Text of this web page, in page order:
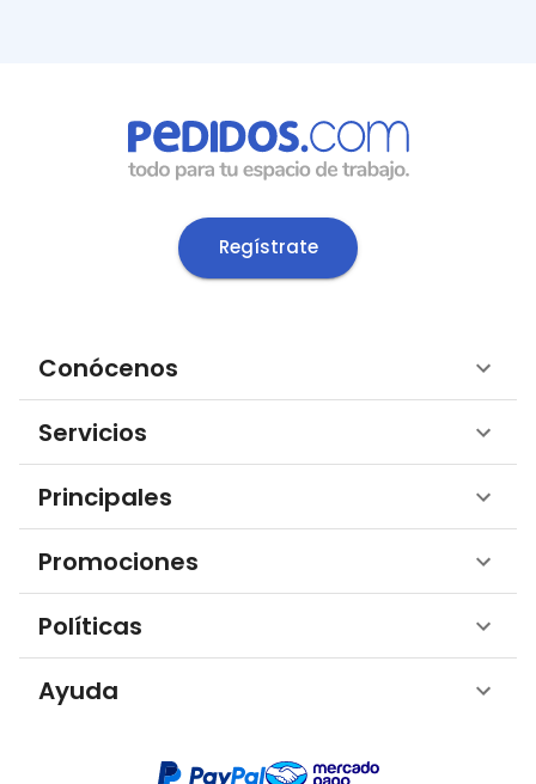
Regístrate
Conócenos
Servicios
Principales
Promociones
Políticas
Ayuda